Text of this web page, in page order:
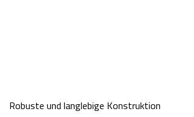
Robuste und langlebige Konstruktion